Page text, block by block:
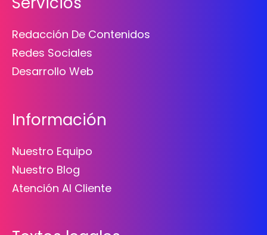
Redacción De Contenidos
Redes Sociales
Desarrollo Web
Información
Nuestro Equipo
Nuestro Blog
Atención Al Cliente